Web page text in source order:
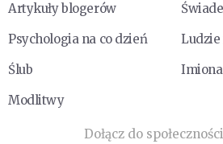
Artykuły blogerów
Psychologia na co dzień
Ślub
Modlitwy
Dołącz do